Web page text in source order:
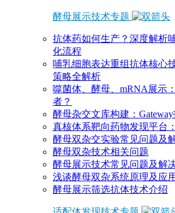
酵母展示技术专题
抗体药如何生产？深度解析
化流程
哺乳细胞表达重组抗体核心
策略全解析
噬菌体、酵母、mRNA展示
者？
酵母杂交文库构建：
真核体系靶向药物发现平台
酵母双杂交实验常见问题及
酵母双杂技术相关问题
酵母展示技术常见问题及解
浅谈酵母双杂系统原理及应用
酵母展示筛选抗体技术介绍